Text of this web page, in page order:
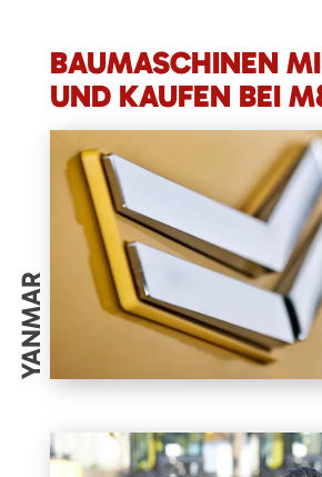
BAUMASCHINEN
UND KAUFEN BEI
YANMAR